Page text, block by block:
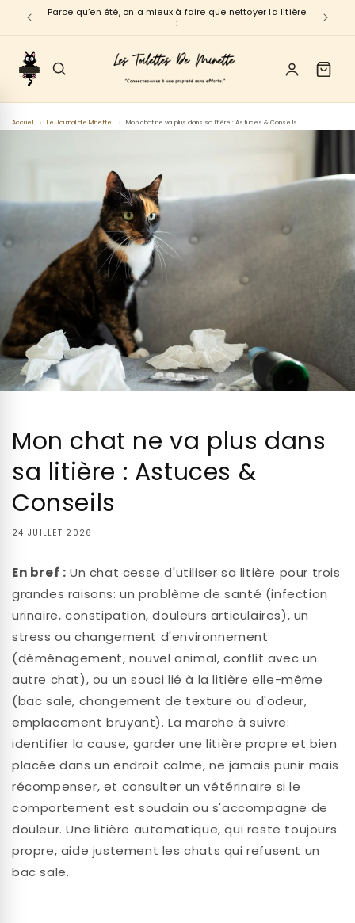
passerParce qu’en été, on a mieux à faire que nettoyer la litière
:
Accueil › Le Journal de Minette. › Mon chat ne va plus dans sa litière : Astuces & Conseils
Mon chat ne va plus dans
sa litière : Astuces &
Conseils
24 JUILLET 2026
En bref : Un chat cesse d'utiliser sa litière pour trois
grandes raisons: un problème de santé (infection
urinaire, constipation, douleurs articulaires), un
stress ou changement d'environnement
(déménagement, nouvel animal, conflit avec un
autre chat), ou un souci lié à la litière elle-même
(bac sale, changement de texture ou d'odeur,
emplacement bruyant). La marche à suivre:
identifier la cause, garder une litière propre et bien
placée dans un endroit calme, ne jamais punir mais
récompenser, et consulter un vétérinaire si le
comportement est soudain ou s'accompagne de
douleur. Une litière automatique, qui reste toujours
propre, aide justement les chats qui refusent un
bac sale.